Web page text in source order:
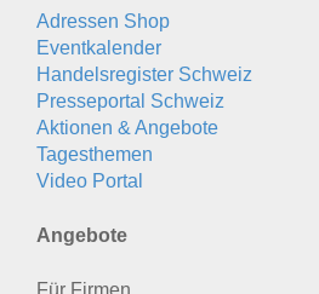
Adressen Shop
Eventkalender
Handelsregister Schweiz
Presseportal Schweiz
Aktionen & Angebote
Tagesthemen
Video Portal
Angebote
Für Firmen